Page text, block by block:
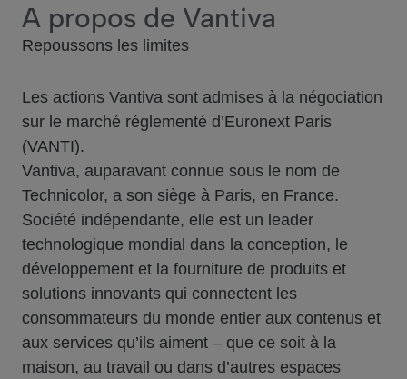
A propos de Vantiva
Repoussons les limites
Les actions Vantiva sont admises à la négociation
sur le marché réglementé d’Euronext Paris
(VANTI).
Vantiva, auparavant connue sous le nom de
Technicolor, a son siège à Paris, en France.
Société indépendante, elle est un leader
technologique mondial dans la conception, le
développement et la fourniture de produits et
solutions innovants qui connectent les
consommateurs du monde entier aux contenus et
aux services qu’ils aiment – que ce soit à la
maison, au travail ou dans d’autres espaces